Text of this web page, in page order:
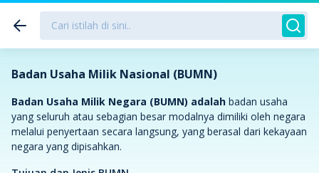
Badan Usaha Milik Nasional (BUMN)
Badan Usaha Milik Negara (BUMN) adalah badan usaha
yang seluruh atau sebagian besar modalnya dimiliki oleh negara
melalui penyertaan secara langsung, yang berasal dari kekayaan
negara yang dipisahkan.